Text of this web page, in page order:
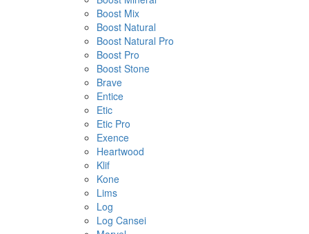
Boost Mix
Boost Natural
Boost Natural Pro
Boost Pro
Boost Stone
Brave
Entice
Etic
Etic Pro
Exence
Heartwood
Klif
Kone
Lims
Log
Log Cansei